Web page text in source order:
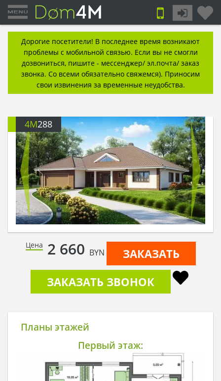
Дорогие посетители! В последнее время возникают
проблемы с мобильной связью. Если вы не смогли
дозвониться, пишите - мессенджер/ эл.почта/ заказ
звонка. Со всеми обязательно свяжемся). Приносим
свои извинения за временные неудобства.
4M288
Цена 2 660 BYN
ЗАКАЗАТЬ
ЗАКАЗАТЬ ЗВОНОК
Планы этажей
Первый этаж: